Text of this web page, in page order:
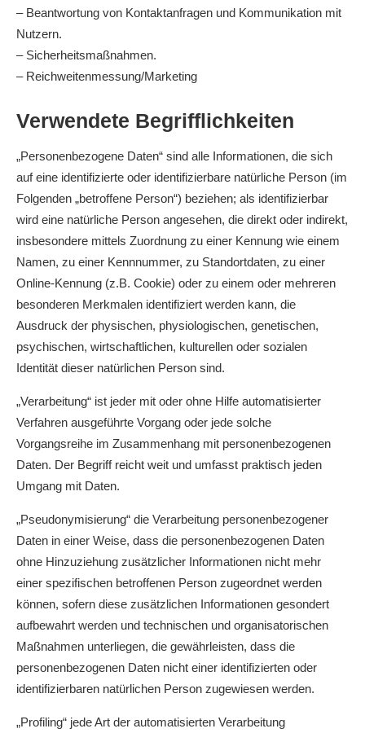
– Beantwortung von Kontaktanfragen und Kommunikation mit
Nutzern.
– Sicherheitsmaßnahmen.
– Reichweitenmessung/Marketing
Verwendete Begrifflichkeiten
„Personenbezogene Daten“ sind alle Informationen, die sich
auf eine identifizierte oder identifizierbare natürliche Person (im
Folgenden „betroffene Person“) beziehen; als identifizierbar
wird eine natürliche Person angesehen, die direkt oder indirekt,
insbesondere mittels Zuordnung zu einer Kennung wie einem
Namen, zu einer Kennnummer, zu Standortdaten, zu einer
Online-Kennung (z.B. Cookie) oder zu einem oder mehreren
besonderen Merkmalen identifiziert werden kann, die
Ausdruck der physischen, physiologischen, genetischen,
psychischen, wirtschaftlichen, kulturellen oder sozialen
Identität dieser natürlichen Person sind.
„Verarbeitung“ ist jeder mit oder ohne Hilfe automatisierter
Verfahren ausgeführte Vorgang oder jede solche
Vorgangsreihe im Zusammenhang mit personenbezogenen
Daten. Der Begriff reicht weit und umfasst praktisch jeden
Umgang mit Daten.
„Pseudonymisierung“ die Verarbeitung personenbezogener
Daten in einer Weise, dass die personenbezogenen Daten
ohne Hinzuziehung zusätzlicher Informationen nicht mehr
einer spezifischen betroffenen Person zugeordnet werden
können, sofern diese zusätzlichen Informationen gesondert
aufbewahrt werden und technischen und organisatorischen
Maßnahmen unterliegen, die gewährleisten, dass die
personenbezogenen Daten nicht einer identifizierten oder
identifizierbaren natürlichen Person zugewiesen werden.
„Profiling“ jede Art der automatisierten Verarbeitung